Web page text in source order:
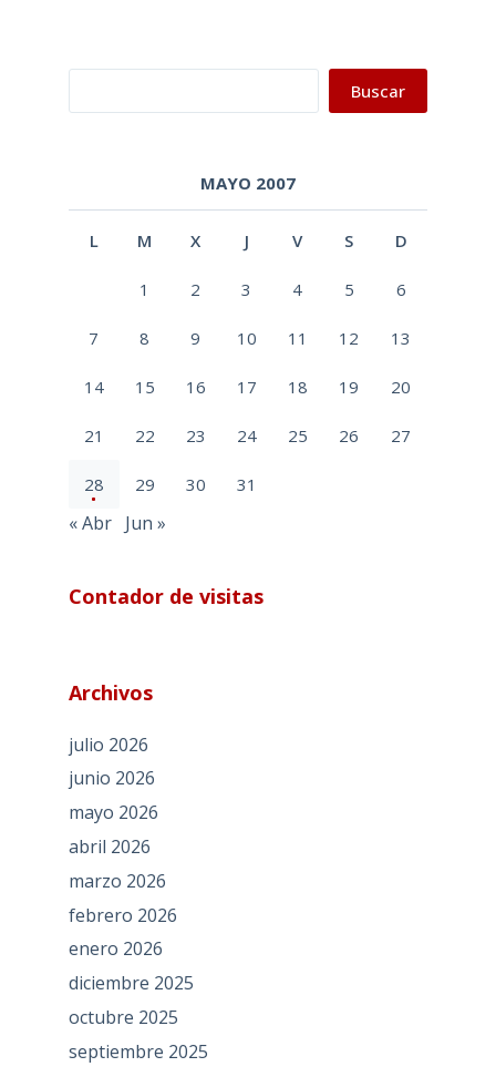
Buscar
MAYO 2007
L M X J V S D
1 2 3 4 5 6
7 8 9 10 11 12 13
14 15 16 17 18 19 20
21 22 23 24 25 26 27
28 29 30 31
« Abr Jun »
Contador de visitas
Archivos
julio 2026
junio 2026
mayo 2026
abril 2026
marzo 2026
febrero 2026
enero 2026
diciembre 2025
octubre 2025
septiembre 2025